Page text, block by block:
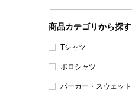
商品カテゴリから探す
Tシャツ
ポロシャツ
パーカー・スウェット